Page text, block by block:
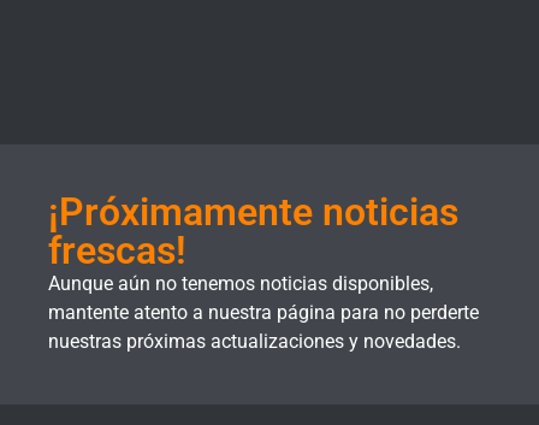
¡Próximamente noticias
frescas!
Aunque aún no tenemos noticias disponibles,
mantente atento a nuestra página para no perderte
nuestras próximas actualizaciones y novedades.